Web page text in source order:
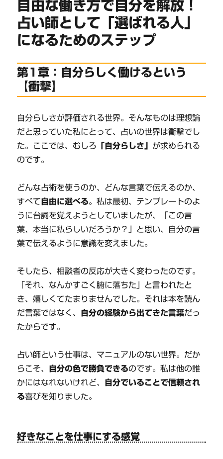
自由な働き方で自分を解放！
占い師として「選ばれる人」
になるためのステップ
第1章：自分らしく働けるという
【衝撃】
自分らしさが評価される世界。そんなものは理想論
だと思っていた私にとって、占いの世界は衝撃でし
た。ここでは、むしろ 「自分らしさ」 が求められる
のです。
どんな占術を使うのか、どんな言葉で伝えるのか、
すべて 自由に選べる。私は最初、テンプレートのよ
うに台詞を覚えようとしていましたが、「この言
葉、本当に私らしいだろうか？」と思い、自分の言
葉で伝えるように意識を変えました。
そしたら、相談者の反応が大きく変わったのです。
「それ、なんかすごく腑に落ちた」と言われたと
き、嬉しくてたまりませんでした。それは本を読ん
だ言葉ではなく、
自分の経験から出てきた言葉だっ
たからです。
占い師という仕事は、マニュアルのない世界。だか
らこそ、
自分の色で勝負できるのです。私は他の誰
かにはなれないけれど、
自分でいることで信頼され
る喜びを知りました。
好きなことを仕事にする感覚